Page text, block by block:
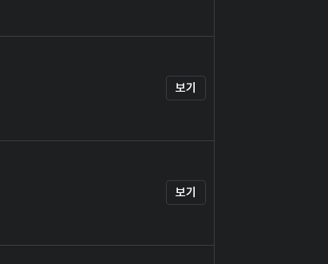
보기
보기